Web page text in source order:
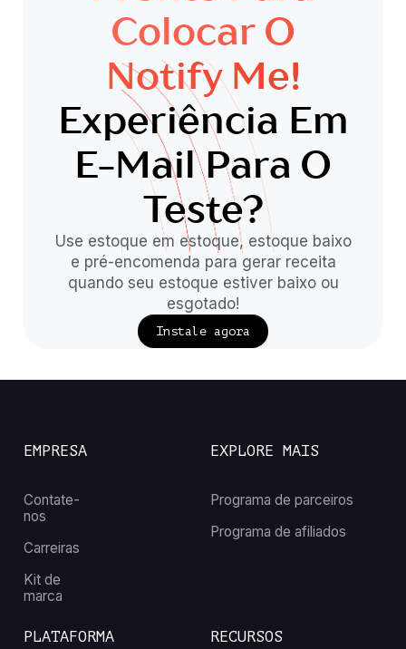
Colocar O
Notify Me!
Experiência Em
E-Mail Para O
Teste?
Use estoque em estoque, estoque baixo
e pré-encomenda para gerar receita
quando seu estoque estiver baixo ou
esgotado!
Instale agora
EMPRESA
Contate-
nos
Carreiras
Kit de
marca
RECURSOS
EXPLORE MAIS
Programa de parceiros
Programa de afiliados
PLATAFORMA